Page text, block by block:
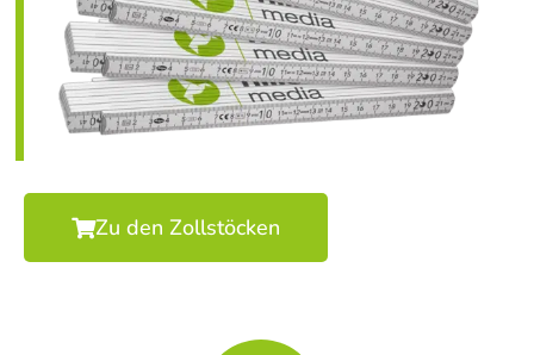
Zu den Zollstöcken